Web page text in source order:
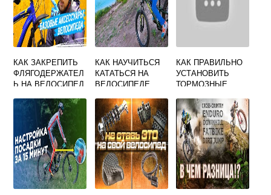
КАК ЗАКРЕПИТЬ
ФЛЯГОДЕРЖАТЕЛ
Ь НА ВЕЛОСИПЕД
КАК НАУЧИТЬСЯ
КАТАТЬСЯ НА
ВЕЛОСИПЕДЕ
КАК ПРАВИЛЬНО
УСТАНОВИТЬ
ТОРМОЗНЫЕ
ШОССЕЙНОМ
ВЕЛОСИПЕДЕ